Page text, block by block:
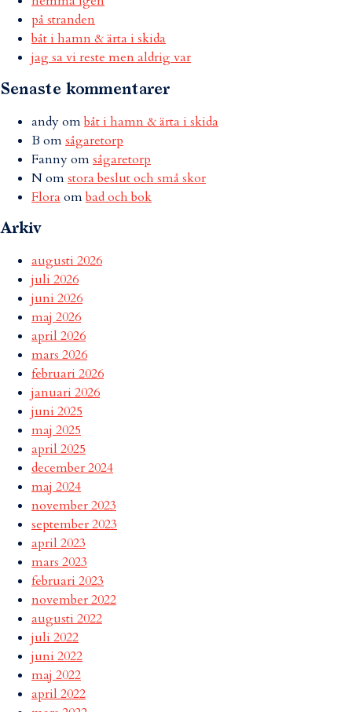
på stranden
båt i hamn & ärta i skida
jag sa vi reste men aldrig var
Senaste kommentarer
andyombåt i hamn & ärta i skida
B omsågaretorp
Fannyomsågaretorp
Nomstora beslut och små skor
Flora ombad och bok
Arkiv
augusti 2026
juli 2026
juni 2026
maj 2026
april 2026
mars 2026
februari 2026
januari 2026
juni 2025
maj 2025
april 2025
december 2024
maj 2024
november 2023
september 2023
april 2023
mars 2023
februari 2023
november 2022
augusti 2022
juli 2022
juni 2022
maj 2022
april 2022